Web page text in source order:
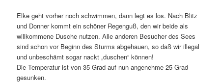
Elke geht vorher noch schwimmen, dann legt es los. Nach Blitz
und Donner kommt ein schöner Regenguß, den wir beide als
willkommene Dusche nutzen. Alle anderen Besucher des Sees
sind schon vor Beginn des Sturms abgehauen, so daß wir illegal
und unbeschämt sogar nackt „duschen“ können!
Die Temperatur ist von 35 Grad auf nun angenehme 25 Grad
gesunken.